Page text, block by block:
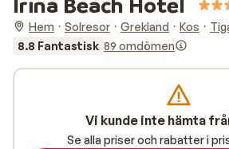
Hem Solresor Grekland Kos
8.8 Fantastisk 89 omdömen
Vi kunde inte hämta
Se alla priser och rabatter i